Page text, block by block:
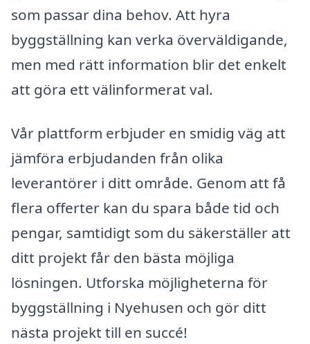
som passar dina behov. Att hyra
byggställning kan verka överväldigande,
men med rätt information blir det enkelt
att göra ett välinformerat val.
Vår plattform erbjuder en smidig väg att
jämföra erbjudanden från olika
leverantörer i ditt område. Genom att få
flera offerter kan du spara både tid och
pengar, samtidigt som du säkerställer att
ditt projekt får den bästa möjliga
lösningen. Utforska möjligheterna för
byggställning i Nyehusen och gör ditt
nästa projekt till en succé!